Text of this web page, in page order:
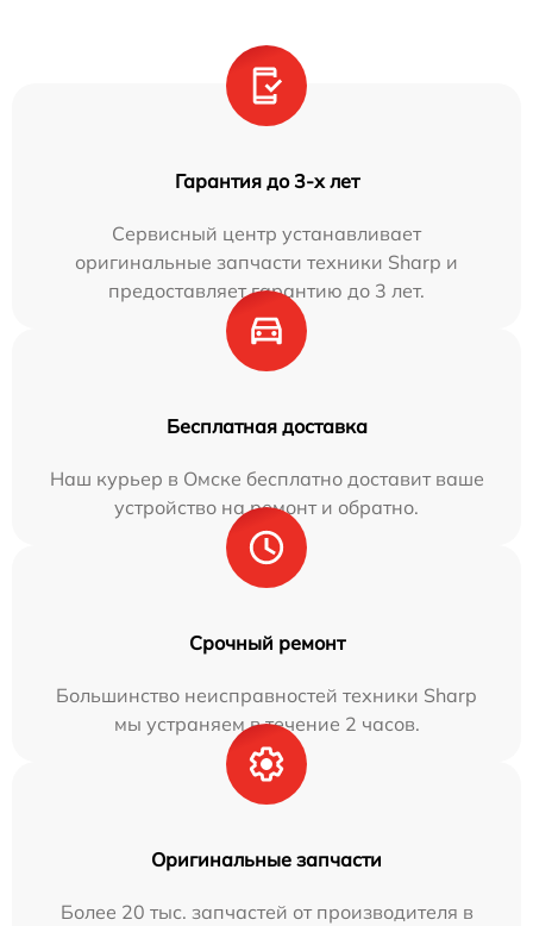
Гарантия до 3-х лет
Сервисный центр устанавливает
оригинальные запчасти техники Sharp и
предоставляет гарантию до 3 лет.
Бесплатная доставка
Наш курьер в Омске бесплатно доставит ваше
устройство на ремонт и обратно.
Срочный ремонт
Большинство неисправностей техники Sharp
мы устраняем в течение 2 часов.
Оригинальные запчасти
Более 20 тыс. запчастей от производителя в